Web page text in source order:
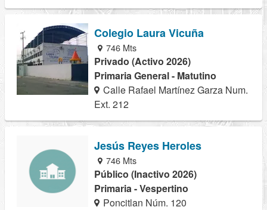
Colegio Laura Vicuña
746 Mts
Privado (Activo 2026)
Primaria General - Matutino
Calle Rafael Martínez Garza Num.
Ext. 212
Jesús Reyes Heroles
746 Mts
Público (Inactivo 2026)
Primaria - Vespertino
Poncitlan Núm. 120